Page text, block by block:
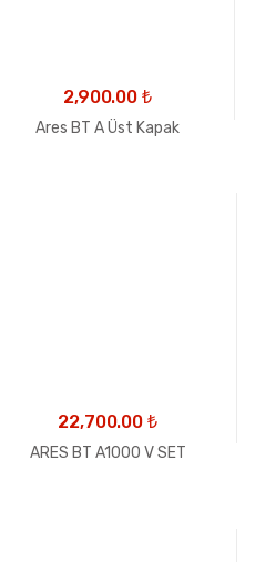
2,900.00 ₺
Ares BT A Üst Kapak
22,700.00 ₺
ARES BT A1000 V SET